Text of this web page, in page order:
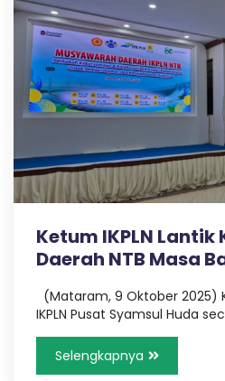
Ketum IKPLN Lantik
Daerah NTB Masa
(Mataram, 9 Oktober 2025)
IKPLN Pusat Syamsul Huda
Selengkapnya